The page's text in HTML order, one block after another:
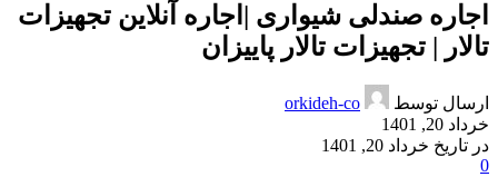
اجاره صندلی شیواری |اجاره آنلاین تجهیزات
تالار | تجهیزات تالار پاییزان
ارسال توسط
orkideh-co
خرداد 20, 1401
در تاریخ خرداد 20, 1401
0